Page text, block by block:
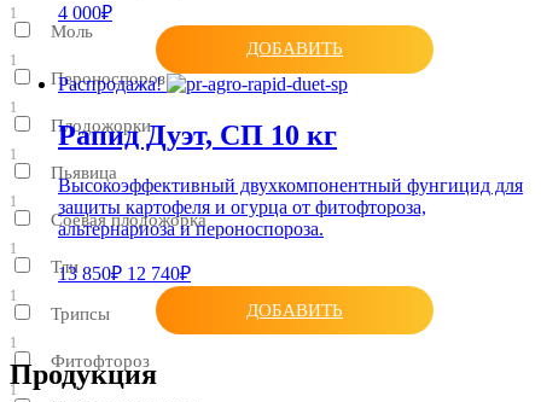
1
Моль
1
Пероноспороз
1
Плодожорки
1
Пьявица
1
Соевая плодожорка
1
Тли
1
Трипсы
1
Фитофтороз
1
4 000₽
ДОБАВИТЬ
Распродажа!
Рапид Дуэт, СП 10 кг
Высокоэффективный двухкомпонентный фунгицид для
защиты картофеля и огурца от фитофтороза,
альтернариоза и пероноспороза.
13 850₽ 12 740₽
ДОБАВИТЬ
Продукция